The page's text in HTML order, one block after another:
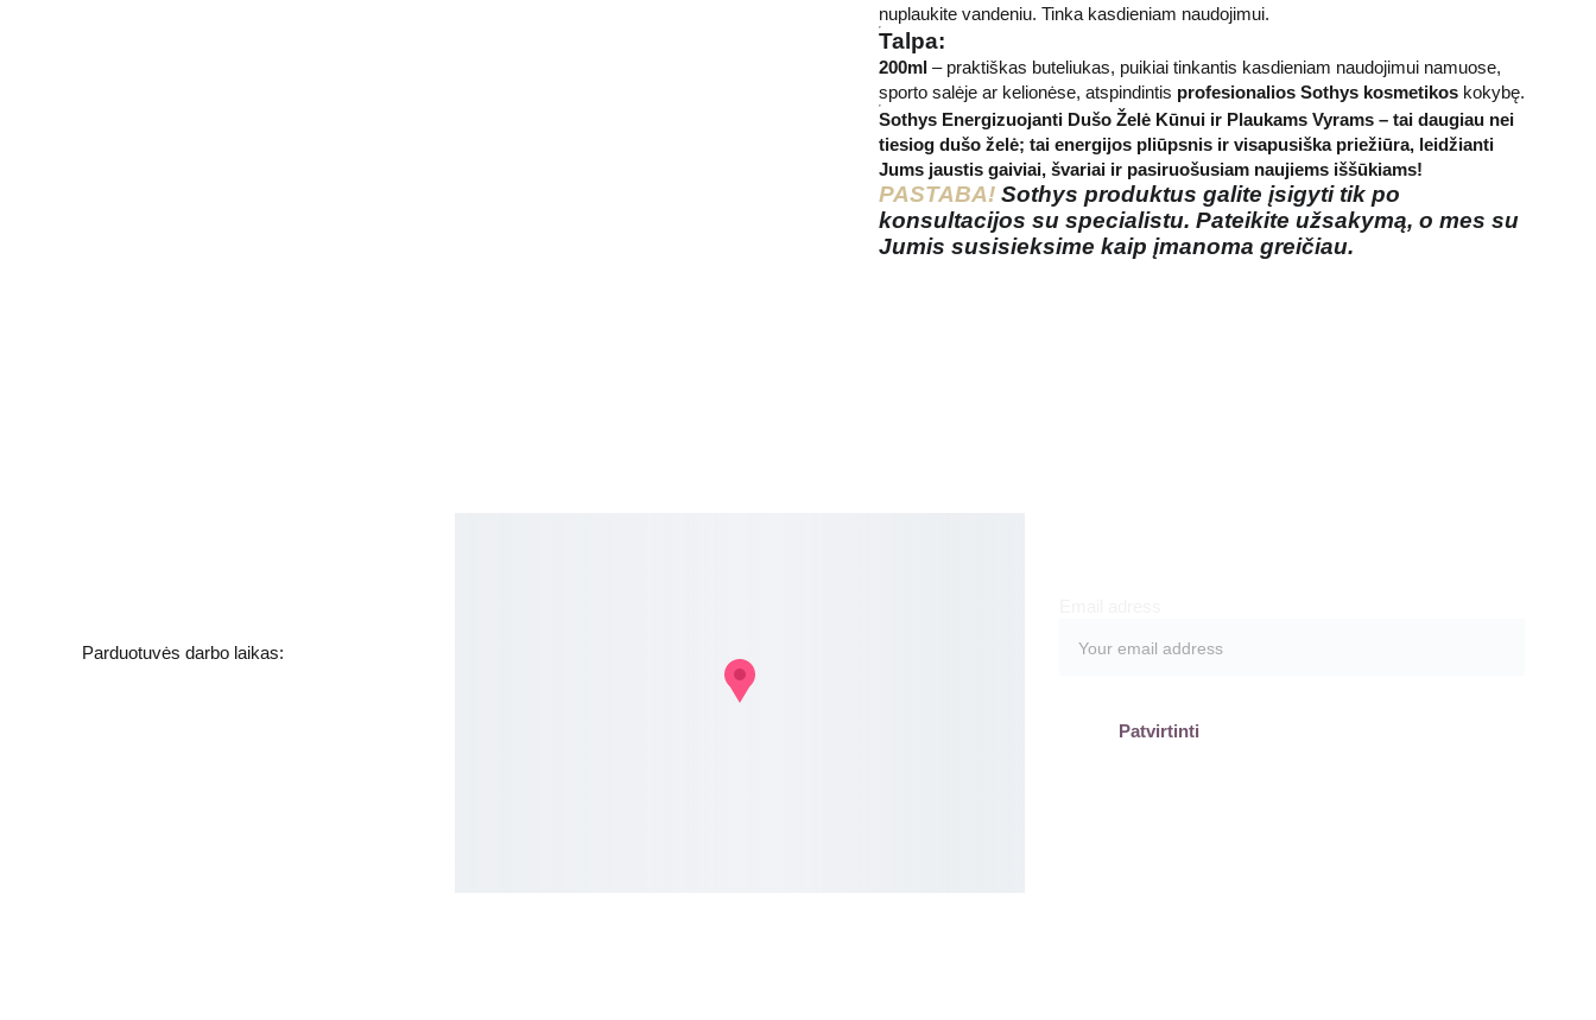
nuplaukite vandeniu. Tinka kasdieniam naudojimui.
Talpa:
200ml – praktiškas buteliukas, puikiai tinkantis kasdieniam naudojimui namuose,
sporto salėje ar kelionėse, atspindintis profesionalios Sothys kosmetikos kokybę.
Sothys Energizuojanti Dušo Želė Kūnui ir Plaukams Vyrams – tai daugiau nei
tiesiog dušo želė; tai energijos pliūpsnis ir visapusiška priežiūra, leidžianti
Jums jaustis gaiviai, švariai ir pasiruošusiam naujiems iššūkiams!
PASTABA! Sothys produktus galite įsigyti tik po
konsultacijos su specialistu. Pateikite užsakymą, o mes su
Jumis susisieksime kaip įmanoma greičiau.
Patvirtinti
Parduotuvės darbo laikas: